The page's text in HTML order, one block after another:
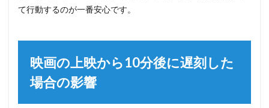
て行動するのが一番安心です。
映画の上映から10分後に遅刻した
場合の影響